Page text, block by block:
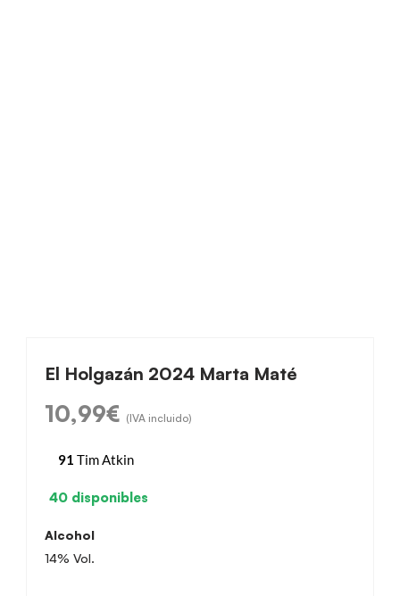
El Holgazán 2024 Marta Maté
10,99€ (IVA incluido)
91 Tim Atkin
40 disponibles
Alcohol
14% Vol.